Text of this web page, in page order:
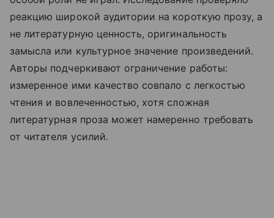
реакцию широкой аудитории на короткую прозу, а
не литературную ценность, оригинальность
замысла или культурное значение произведений.
Авторы подчеркивают ограничение работы:
измеренное ими качество совпало с легкостью
чтения и вовлеченностью, хотя сложная
литературная проза может намеренно требовать
от читателя усилий.